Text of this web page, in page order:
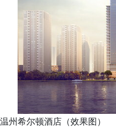
温州希尔顿酒店（效果图）